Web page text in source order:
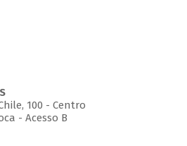
100 - Centro
- Acesso B